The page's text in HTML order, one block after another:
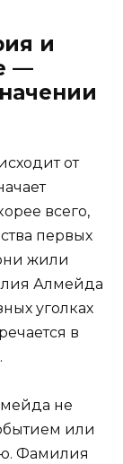
и
—
от
всего,
первых
жили
Алмейда
уголках
в
не
или
Фамилия